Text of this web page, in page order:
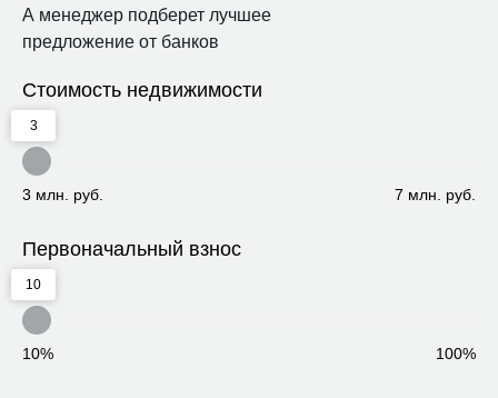
А менеджер подберет лучшее
предложение от банков
Стоимость недвижимости
3
3 млн. руб. 7 млн. руб.
Первоначальный взнос
10
10% 100%